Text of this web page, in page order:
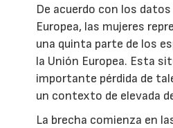
De acuerdo con los
Europea, las mujeres
una quinta parte de los
la Unión Europea. Esta
importante pérdida de
un contexto de elevada
La brecha comienza en